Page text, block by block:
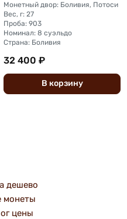
Монетный двор: Боливия, Потоси
Вес, г: 27
Проба: 903
Номинал: 8 суэльдо
Страна: Боливия
32 400 ₽
В корзину
дешево
монеты
цены